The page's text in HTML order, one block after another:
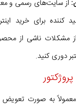
از سایت‌های رسمی و
برای خرید
از مشکلات ناشی از
دوری کنید.
معمولاً به صورت تعویض